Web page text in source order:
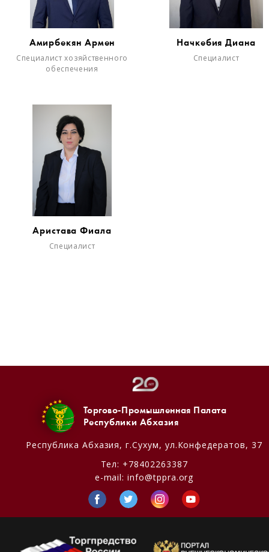
Амирбекян Армен
Специалист хозяйственного
обеспечения
Начкебия Диана
Специалист
Аристава Фиала
Специалист
Торгово-Промышленная Палата
Республики Абхазия
Республика Абхазия, г.Сухум, ул.Конфедератов, 37
Тел: +78402263387
e-mail:info@tppra.org